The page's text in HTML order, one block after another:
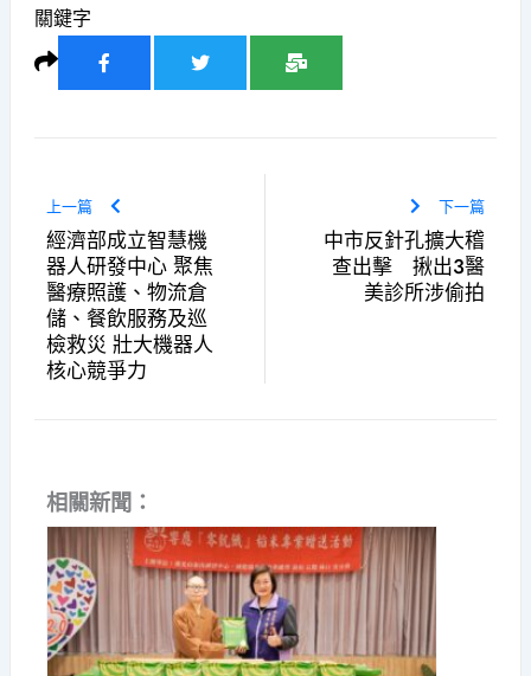
關鍵字
上一篇
經濟部成立智慧機
器人研發中心 聚焦
醫療照護、物流倉
儲、餐飲服務及巡
檢救災 壯大機器人
核心競爭力
下一篇
中市反針孔擴大稽
查出擊 揪出3醫
美診所涉偷拍
相關新聞：